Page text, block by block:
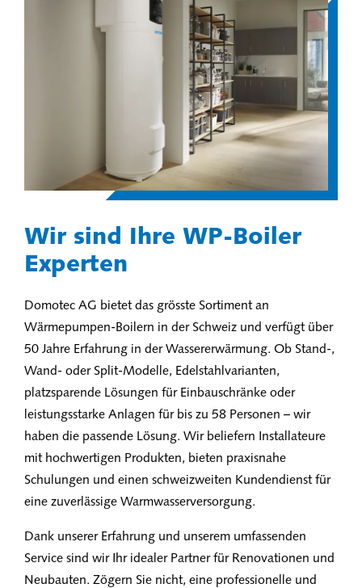
Wir sind Ihre WP-Boiler
Experten
Domotec AG bietet das grösste Sortiment an
Wärmepumpen-Boilern in der Schweiz und verfügt über
50 Jahre Erfahrung in der Wassererwärmung. Ob Stand-,
Wand- oder Split-Modelle, Edelstahlvarianten,
platzsparende Lösungen für Einbauschränke oder
leistungsstarke Anlagen für bis zu 58 Personen – wir
haben die passende Lösung. Wir beliefern Installateure
mit hochwertigen Produkten, bieten praxisnahe
Schulungen und einen schweizweiten Kundendienst für
eine zuverlässige Warmwasserversorgung.
Dank unserer Erfahrung und unserem umfassenden
Service sind wir Ihr idealer Partner für Renovationen und
Neubauten. Zögern Sie nicht, eine professionelle und